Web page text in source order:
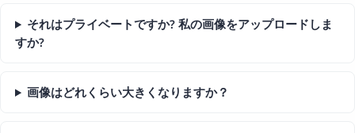
それはプライベートですか? 私の画像をアップロードしま
すか?
画像はどれくらい大きくなりますか？